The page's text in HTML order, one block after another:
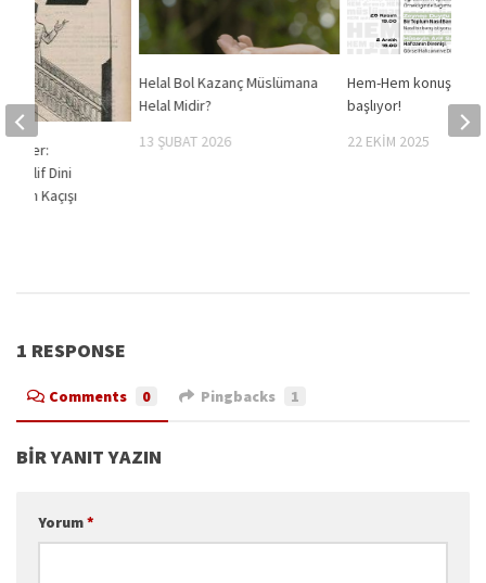
Helal Bol Kazanç Müslümana
Helal Midir?
13 ŞUBAT 2026
Hem-Hem konuşma
başlıyor!
22 EKIM 2025
Dini
Kaçışı
1 RESPONSE
Comments 0 Pingbacks 1
BIR YANIT YAZIN
Yorum*